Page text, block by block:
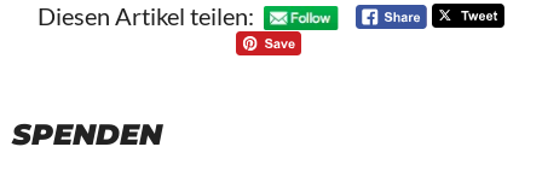
Diesen Artikel teilen:
SPENDEN